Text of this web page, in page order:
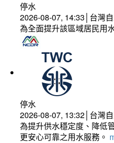
停水
2026-08-07, 14:33│台灣
為全面提升該區域居民用
停水
2026-08-07, 13:32│台灣
為提升供水穩定度、降低
更安心可靠之用水服務。